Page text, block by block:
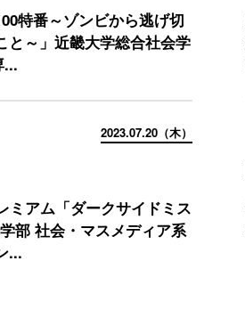
特番～ゾンビから逃げ切
と～」近畿大学総合社会学
...
2023.07.20（木）
ミアム「ダークサイドミス
部 社会・マスメディア系
...